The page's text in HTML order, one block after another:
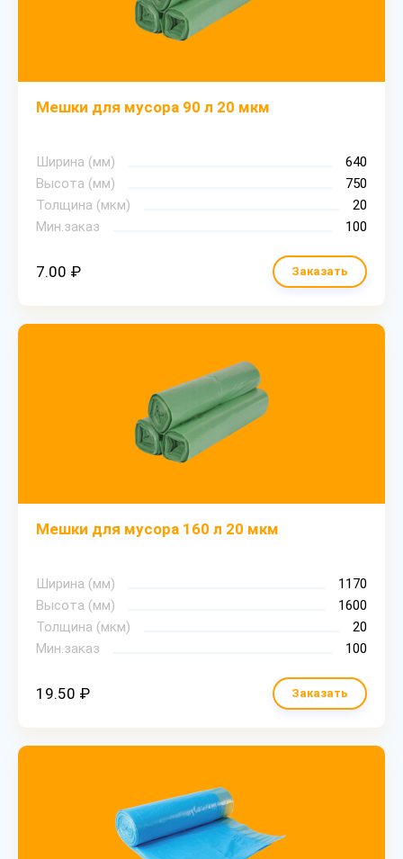
Мешки для мусора 90 л 20 мкм
Ширина (мм)
640
Высота (мм)
750
Толщина (мкм)
20
Мин.заказ
100
7.00 ₽ Заказать
Мешки для мусора 160 л 20 мкм
Ширина (мм)
1170
Высота (мм)
1600
Толщина (мкм)
20
Мин.заказ
100
19.50 ₽ Заказать